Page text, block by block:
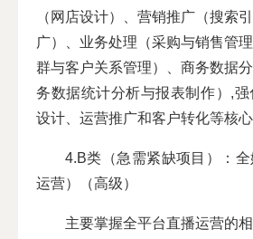
（网店设计）、营销推广（搜索
广）、业务处理（采购与销售管
群与客户关系管理）、商务数据
务数据统计分析与报表制作）,
设计、运营推广和客户转化等核心
4.B类（急需紧缺项目）：
运营）（高级）
主要掌握全平台直播运营的